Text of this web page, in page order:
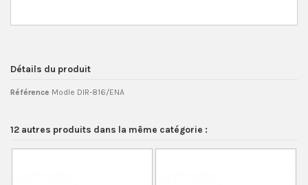
Détails du produit
Référence Modle DIR-816/ENA
12 autres produits dans la même catégorie :